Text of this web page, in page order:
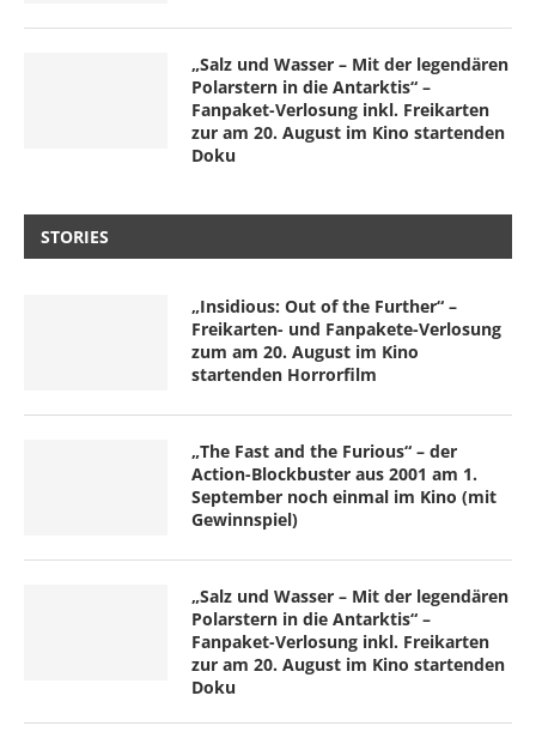
„Salz und Wasser – Mit der legendären
Polarstern in die Antarktis“ –
Fanpaket-Verlosung inkl. Freikarten
zur am 20. August im Kino startenden
Doku
STORIES
„Insidious: Out of the Further“ –
Freikarten- und Fanpakete-Verlosung
zum am 20. August im Kino
startenden Horrorfilm
„The Fast and the Furious“ – der
Action-Blockbuster aus 2001 am 1.
September noch einmal im Kino (mit
Gewinnspiel)
„Salz und Wasser – Mit der legendären
Polarstern in die Antarktis“ –
Fanpaket-Verlosung inkl. Freikarten
zur am 20. August im Kino startenden
Doku